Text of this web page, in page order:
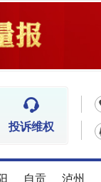

投诉维权
自贡 泸州